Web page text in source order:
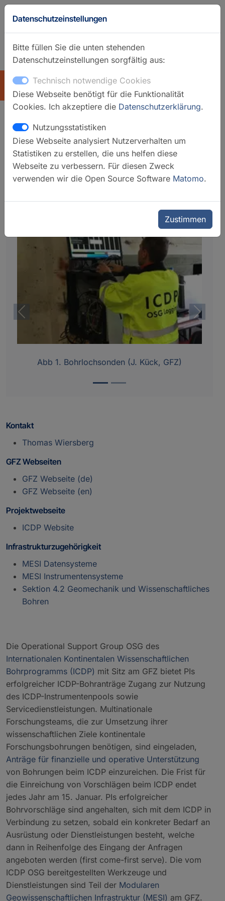
GFZ-Startseite
ÜBERSICHT
OSG ICDP | Operational
Support Group des
Internationalen Kontinentalen
Wissenschaftlichen
Bohrprogramms
Abb 1. Bohrlochsonden (J. Kück, GFZ)
Vorheriges
Kontakt
Thomas Wiersberg
GFZ Webseiten
GFZ Webseite (de)
GFZ Webseite (en)
Projektwebseite
ICDP Website
Infrastrukturzugehörigkeit
MESI Datensysteme
MESI Instrumentensysteme
Sektion 4.2 Geomechanik und Wissenschaftliches
Bohren
Die Operational Support Group OSG des
Internationalen Kontinentalen Wissenschaftlichen
Bohrprogramms (ICDP) mit Sitz am GFZ bietet PIs
erfolgreicher ICDP-Bohranträge Zugang zur Nutzung
des ICDP-Instrumentenpools sowie
Servicedienstleistungen. Multinationale
Forschungsteams, die zur Umsetzung ihrer
wissenschaftlichen Ziele kontinentale
Forschungsbohrungen benötigen, sind eingeladen,
Anträge für finanzielle und operative Unterstützung
von Bohrungen beim ICDP einzureichen. Die Frist für
die Einreichung von Vorschlägen beim ICDP endet
jedes Jahr am 15. Januar. PIs erfolgreicher
Bohrvorschläge sind angehalten, sich mit dem ICDP in
Verbindung zu setzen, sobald ein konkreter Bedarf an
Ausrüstung oder Dienstleistungen besteht, welche
dann in Reihenfolge des Eingang der Anfragen
angeboten werden (first come-first serve). Die vom
ICDP OSG bereitgestellten Werkzeuge und
Dienstleistungen sind Teil der Modularen
Geowissenschaftlichen Infrastruktur (MESI) am GFZ.
Datenschutzeinstellungen
Bitte füllen Sie die unten stehenden
Datenschutzeinstellungen sorgfältig aus:
Technisch notwendige Cookies
Diese Webseite benötigt für die Funktionalität
Cookies. Ich akzeptiere die Datenschutzerklärung.
Nutzungsstatistiken
Diese Webseite analysiert Nutzerverhalten um
Statistiken zu erstellen, die uns helfen diese
Webseite zu verbessern. Für diesen Zweck
verwenden wir die Open Source Software Matomo.
Zustimmen